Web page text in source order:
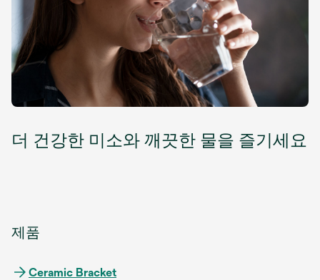
더 건강한 미소와 깨끗한 물을 즐기세요
제품
Ceramic Bracket